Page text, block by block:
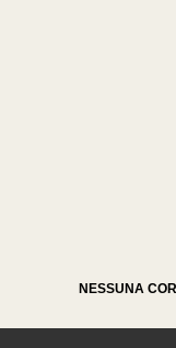
NESSUNA